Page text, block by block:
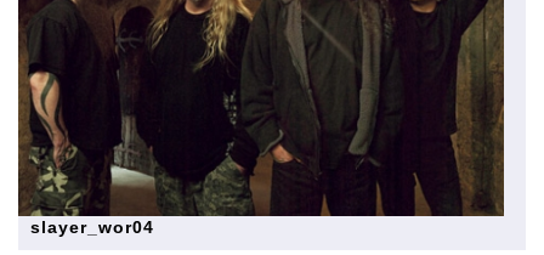
slayer_wor04